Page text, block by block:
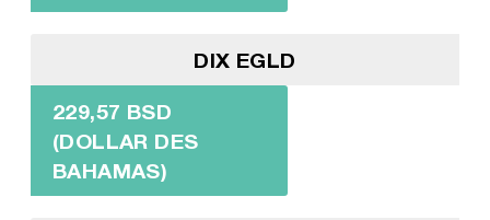
DIX EGLD
229,57 BSD
(DOLLAR DES
BAHAMAS)